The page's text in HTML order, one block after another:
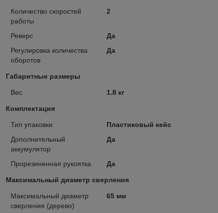
Количество скоростей
работы
2
Реверс
Да
Регулировка количества
оборотов
Да
Габаритные размеры
Вес 1.8 кг
Комплектация
Тип упаковки
Пластиковый кейс
Дополнительный
аккумулятор
Да
Прорезиненная рукоятка Да
Максимальный диаметр сверления
Максимальный диаметр
сверления (дерево)
65 мм